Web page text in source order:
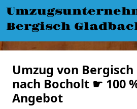
Bergisch
Umzug von Bergisch
nach Bocholt ☛ 100
Angebot